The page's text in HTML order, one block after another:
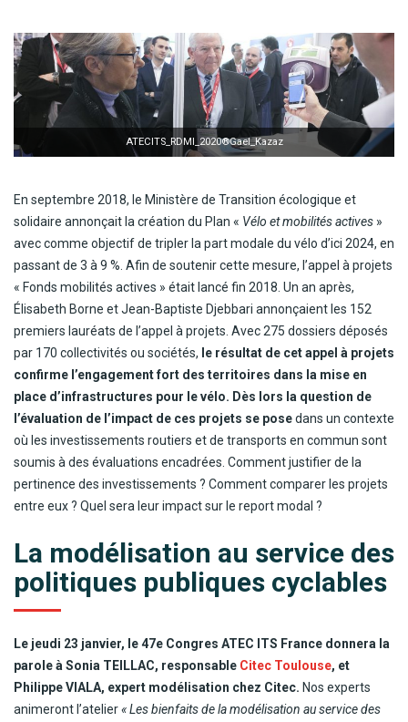
ATECITS_RDMI_2020®Gael_Kazaz
En septembre 2018, le Ministère de Transition écologique et
solidaire annonçait la création du Plan « Vélo et mobilités actives »
avec comme objectif de tripler la part modale du vélo d’ici 2024, en
passant de 3 à 9 %. Afin de soutenir cette mesure, l’appel à projets
« Fonds mobilités actives » était lancé fin 2018. Un an après,
Élisabeth Borne et Jean-Baptiste Djebbari annonçaient les 152
premiers lauréats de l’appel à projets. Avec 275 dossiers déposés
par 170 collectivités ou sociétés, le résultat de cet appel à projets
confirme l’engagement fort des territoires dans la mise en
place d’infrastructures pour le vélo. Dès lors la question de
l’évaluation de l’impact de ces projets se posedans un contexte
où les investissements routiers et de transports en commun sont
soumis à des évaluations encadrées. Comment justifier de la
pertinence des investissements ? Comment comparer les projets
entre eux ? Quel sera leur impact sur le report modal ?
La modélisation au service des
politiques publiques cyclables
Le jeudi 23 janvier, le 47e Congres ATEC ITS France donnera la
parole à Sonia TEILLAC, responsable Citec Toulouse, et
Philippe VIALA, expert modélisation chez Citec. Nos experts
animeront l’atelier« Les bienfaits de la modélisation au service des